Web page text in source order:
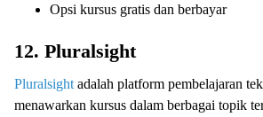
Opsi kursus gratis dan berbayar
12. Pluralsight
Pluralsight adalah platform pembelajaran
menawarkan kursus dalam berbagai topik